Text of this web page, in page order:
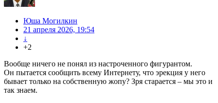
Юша Могилкин
21 апреля 2026, 19:54
↓
+2
Вообще ничего не понял из настроченного фигурантом.
Он пытается сообщить всему Интернету, что эрекция у него
бывает только на собственную жопу? Зря старается – мы это и
так знаем.